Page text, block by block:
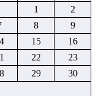
1
2
8
9
15
16
22
23
29
30